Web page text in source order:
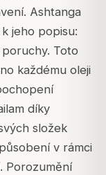
Ashtanga
jeho popisu:
Toto
každému oleji
díky
složek
v rámci
Porozumění